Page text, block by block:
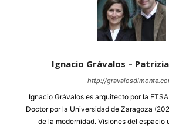
Ignacio Grávalos –
http://
Ignacio Grávalos es arquitecto por la
Doctor por la Universidad de Zaragoza
de la modernidad. Visiones del espacio